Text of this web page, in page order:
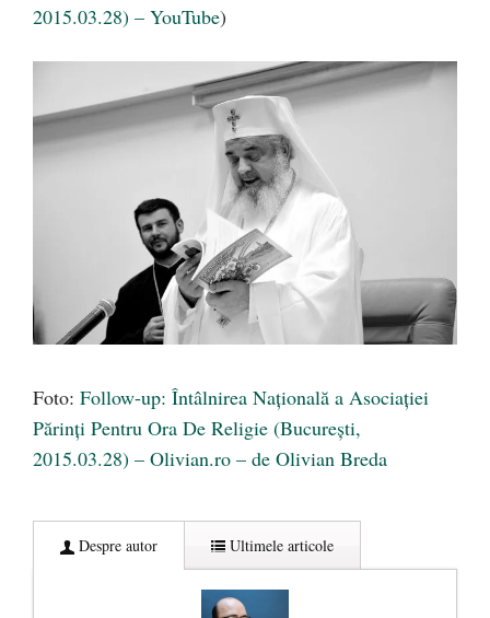
2015.03.28) – YouTube)
Foto: Follow-up: Întâlnirea Naţională a Asociaţiei
Părinţi Pentru Ora De Religie (Bucureşti,
2015.03.28) – Olivian.ro – de Olivian Breda
Despre autor Ultimele articole